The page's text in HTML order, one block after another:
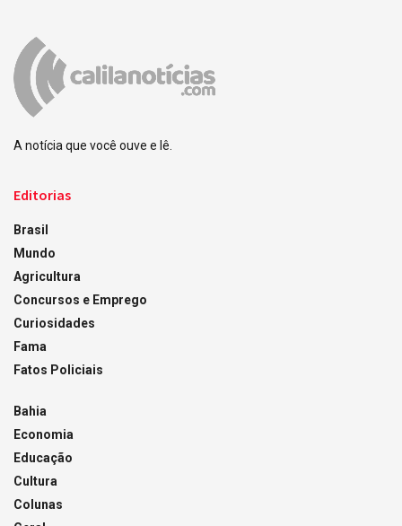
A notícia que você ouve e lê.
Editorias
Brasil
Mundo
Agricultura
Concursos e Emprego
Curiosidades
Fama
Fatos Policiais
Bahia
Economia
Educação
Cultura
Colunas